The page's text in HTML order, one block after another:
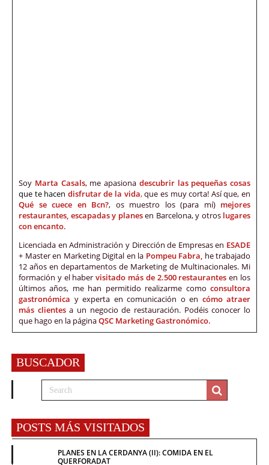
Soy Marta Casals, me apasiona descubrir las pequeñas cosas
que te hacen disfrutar de la vida,que es muy corta! Así que, en
Qué se cuece en Bcn?, os muestro los (para mí) mejores
restaurantes, escapadas y planesen Barcelona, y otros lugares
con encanto.
Licenciada en Administración y Dirección de Empresas en ESADE
+ Master en Marketing Digital en la Pompeu Fabra, he trabajado
12 años en departamentos de Marketing de Multinacionales. Mi
formación y el habervisitado más de 2.500 restaurantes en los
últimos años, me han permitido realizarme como consultora
gastronómica y experta en comunicación o en cómo atraer
más clientes a un negocio de restauración. Podéis conocer lo
que hago en la páginaQSC Marketing Gastronómico.
BUSCADOR
POSTS MÁS VISITADOS
PLANES EN LA CERDANYA (II): COMIDA EN EL
QUERFORADAT